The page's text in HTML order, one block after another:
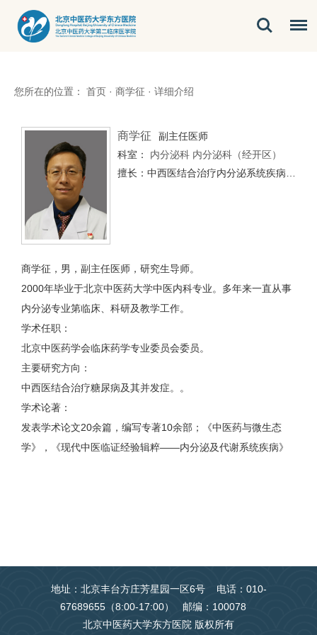
您所在的位置： 首页 · 商学征 · 详细介绍
商学征
副主任医师
科室： 内分泌科 内分泌科（经开区）
商学征，男，副主任医师，研究生导师。
2000年毕业于北京中医药大学中医内科专业。多年来一直从事
内分泌专业第临床、科研及教学工作。
学术任职：
北京中医药学会临床药学专业委员会委员。
主要研究方向：
中西医结合治疗糖尿病及其并发症。。
学术论著：
发表学术论文20余篇，编写专著10余部；《中医药与微生态
学》，《现代中医临证经验辑粹——内分泌及代谢系统疾病》
地址：北京丰台方庄芳星园一区6号 电话：010-
67689655（8:00-17:00） 邮编：100078
北京中医药大学东方医院 版权所有